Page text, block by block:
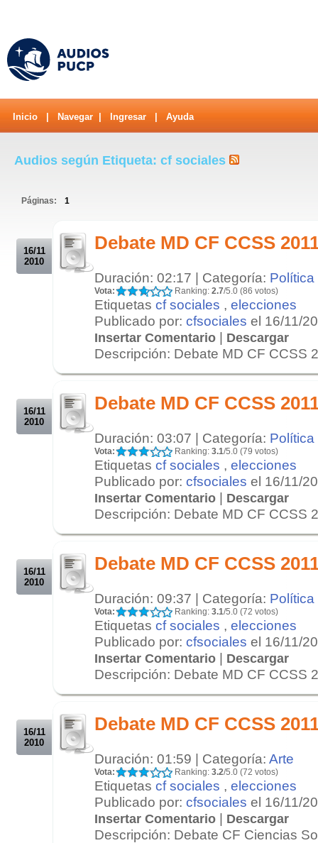
Inicio Navegar Ingresar Ayuda
Audios según Etiqueta: cf sociales
Páginas: 1
16/11
2010
Debate MD CF CCSS
Duración: 02:17 | Categoría: Política
Vota: Ranking: 2.7/5.0 (86 votos)
Etiquetas cf sociales , elecciones
Publicado por: cfsociales el 16/11/
Insertar Comentario | Descargar
Descripción: Debate MD CF CCSS
16/11
2010
Debate MD CF CCSS
Duración: 03:07 | Categoría: Política
Vota: Ranking: 3.1/5.0 (79 votos)
Etiquetas cf sociales , elecciones
Publicado por: cfsociales el 16/11/
Insertar Comentario | Descargar
Descripción: Debate MD CF CCSS
16/11
2010
Debate MD CF CCSS
Duración: 09:37 | Categoría: Política
Vota: Ranking: 3.1/5.0 (72 votos)
Etiquetas cf sociales , elecciones
Publicado por: cfsociales el 16/11/
Insertar Comentario | Descargar
Descripción: Debate MD CF CCSS
16/11
2010
Debate MD CF CCSS
Duración: 01:59 | Categoría: Arte
Vota: Ranking: 3.2/5.0 (72 votos)
Etiquetas cf sociales , elecciones
Publicado por: cfsociales el 16/11/
Insertar Comentario | Descargar
Descripción: Debate CF Ciencias